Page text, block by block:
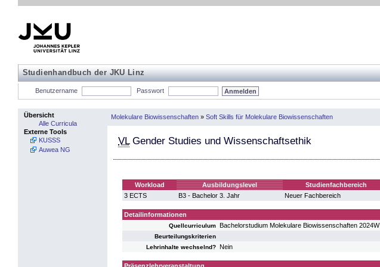
Studienhandbuch der JKU Linz
Benutzername Passwort
Übersicht
Alle Curricula
Externe Tools
KUSSS
Auwea NG
Molekulare Biowissenschaften » Soft Skills für Molekulare Biowissenschaften
VLGender Studies und Wissenschaftsethik
Workload Ausbildungslevel Studienfachbereich
3 ECTS
B3 - Bachelor 3. Jahr Neuer Fachbereich
Detailinformationen
Quellcurriculum Bachelorstudium Molekulare Biowissenschaften 2024W
Beurteilungskriterien
Lehrinhalte wechselnd? Nein